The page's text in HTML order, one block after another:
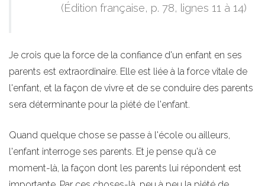
(Édition française, p. 78, lignes 11 à 14)
Je crois que la force de la confiance d'un enfant en ses
parents est extraordinaire. Elle est liée à la force vitale de
l'enfant, et la façon de vivre et de se conduire des parents
sera déterminante pour la piété de l'enfant.
Quand quelque chose se passe à l'école ou ailleurs,
l'enfant interroge ses parents. Et je pense qu'à ce
moment-là, la façon dont les parents lui répondent est